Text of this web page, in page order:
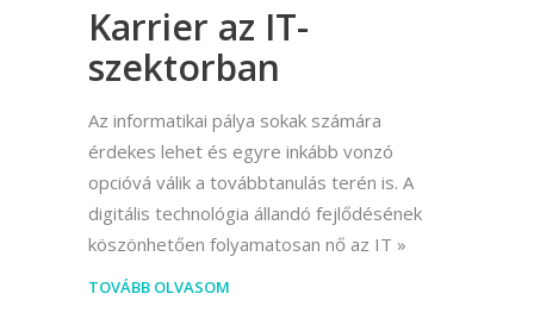
Karrier az IT-
szektorban
Az informatikai pálya sokak számára
érdekes lehet és egyre inkább vonzó
opcióvá válik a továbbtanulás terén is. A
digitális technológia állandó fejlődésének
köszönhetően folyamatosan nő az IT
TOVÁBB OLVASOM